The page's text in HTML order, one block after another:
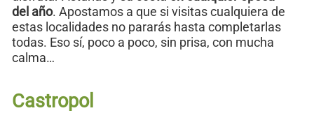
del año. Apostamos a que si visitas cualquiera de
estas localidades no pararás hasta completarlas
todas. Eso sí, poco a poco, sin prisa, con mucha
calma…
Castropol